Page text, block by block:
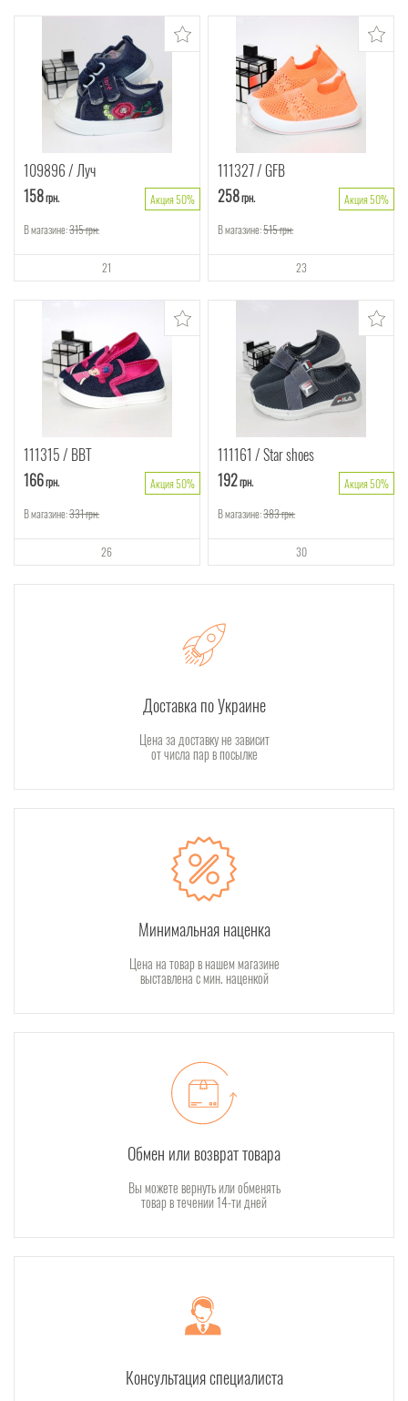
109896 Луч
158грн.
Акция 50%
В магазине:315грн.
21
111327 GFB
258грн.
Акция 50%
В магазине:515грн.
23
111315 ВВТ
166грн.
Акция 50%
В магазине:331грн.
26
111161 Star shoes
192грн.
Акция 50%
В магазине:383грн.
30
Доставка по Украине
Цена за доставку не зависит
от числа пар в посылке
Минимальная наценка
Цена на товар в нашем магазине
выставлена с мин. наценкой
Обмен или возврат товара
Вы можете вернуть или обменять
товар в течении 14-ти дней
Консультация специалиста